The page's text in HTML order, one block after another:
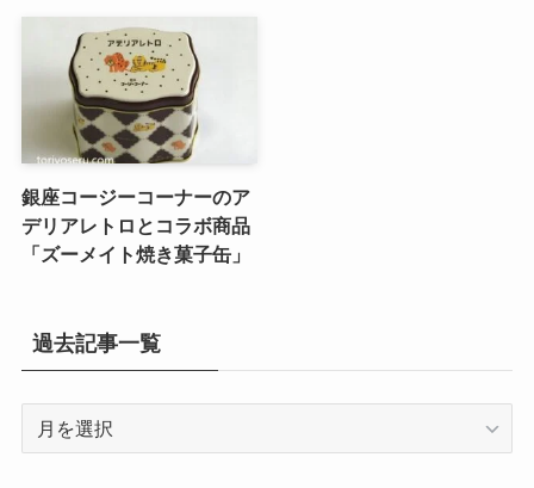
銀座コージーコーナーのア
デリアレトロとコラボ商品
「ズーメイト焼き菓子缶」
過去記事一覧